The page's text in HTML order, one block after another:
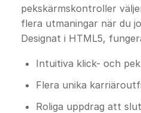
pekskärmskontroller
flera utmaningar när du
Designat i HTML5,
Intuitiva klick- och
Flera unika
Roliga uppdrag att